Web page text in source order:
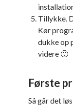
Tillykke.
Kør
dukke op
videre 🙂
Første
Så går det